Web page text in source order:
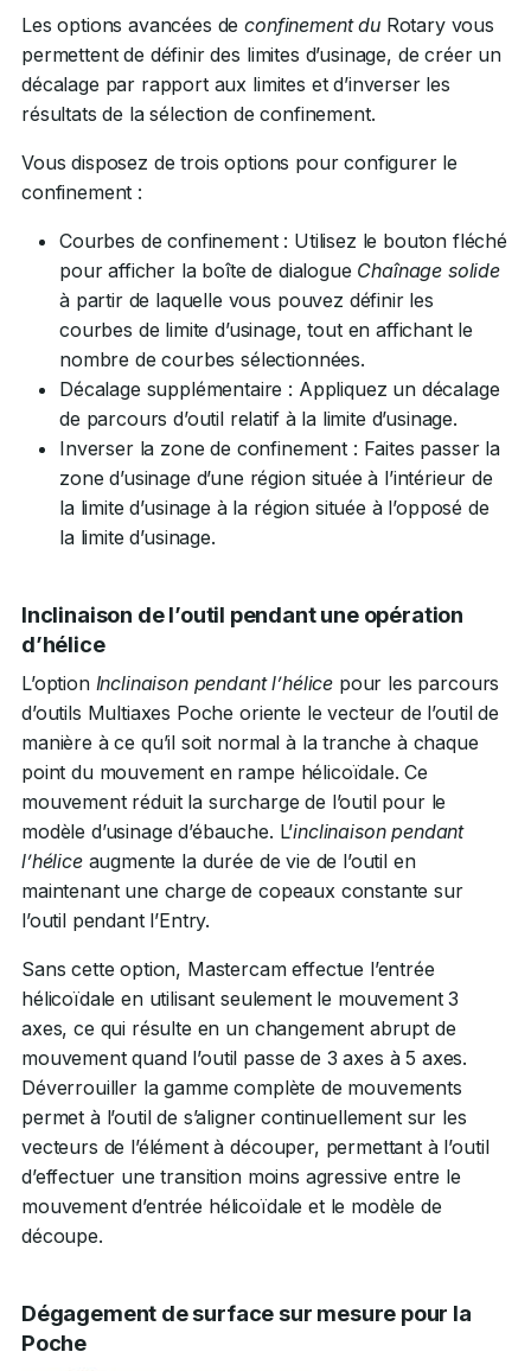
Les options avancées deconfinement duRotary vous
permettent de définir des limites d’usinage, de créer un
décalage par rapport aux limites et d’inverser les
résultats de la sélection de confinement.
Vous disposez de trois options pour configurer le
confinement :
Courbes de confinement : Utilisez le bouton fléché
pour afficher la boîte de dialogue Chaînage solide
à partir de laquelle vous pouvez définir les
courbes de limite d’usinage, tout en affichant le
nombre de courbes sélectionnées.
Décalage supplémentaire : Appliquez un décalage
de parcours d’outil relatif à la limite d’usinage.
Inverser la zone de confinement : Faites passer la
zone d’usinage d’une région située à l’intérieur de
la limite d’usinage à la région située à l’opposé de
la limite d’usinage.
Inclinaison de l’outil pendant une opération
d’hélice
L’option Inclinaison pendant l’hélice pour les parcours
d’outils Multiaxes Poche oriente le vecteur de l’outil de
manière à ce qu’il soit normal à la tranche à chaque
point du mouvement en rampe hélicoïdale. Ce
mouvement réduit la surcharge de l’outil pour le
modèle d’usinage d’ébauche. L’inclinaison pendant
l’héliceaugmente la durée de vie de l’outil en
maintenant une charge de copeaux constante sur
l’outil pendant l’Entry.
Sans cette option, Mastercam effectue l’entrée
hélicoïdale en utilisant seulement le mouvement 3
axes, ce qui résulte en un changement abrupt de
mouvement quand l’outil passe de 3 axes à 5 axes.
Déverrouiller la gamme complète de mouvements
permet à l’outil de s’aligner continuellement sur les
vecteurs de l’élément à découper, permettant à l’outil
d’effectuer une transition moins agressive entre le
mouvement d’entrée hélicoïdale et le modèle de
découpe.
Dégagement de surface sur mesure pour la
Poche